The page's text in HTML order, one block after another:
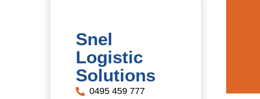
Snel
Logistic
Solutions
0495 459 777